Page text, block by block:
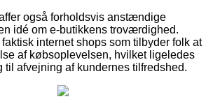
også forholdsvis anstændige
idé om e-butikkens troværdighed.
internet shops som tilbyder folk at
af købsoplevelsen, hvilket ligeledes
til afvejning af kundernes tilfredshed.